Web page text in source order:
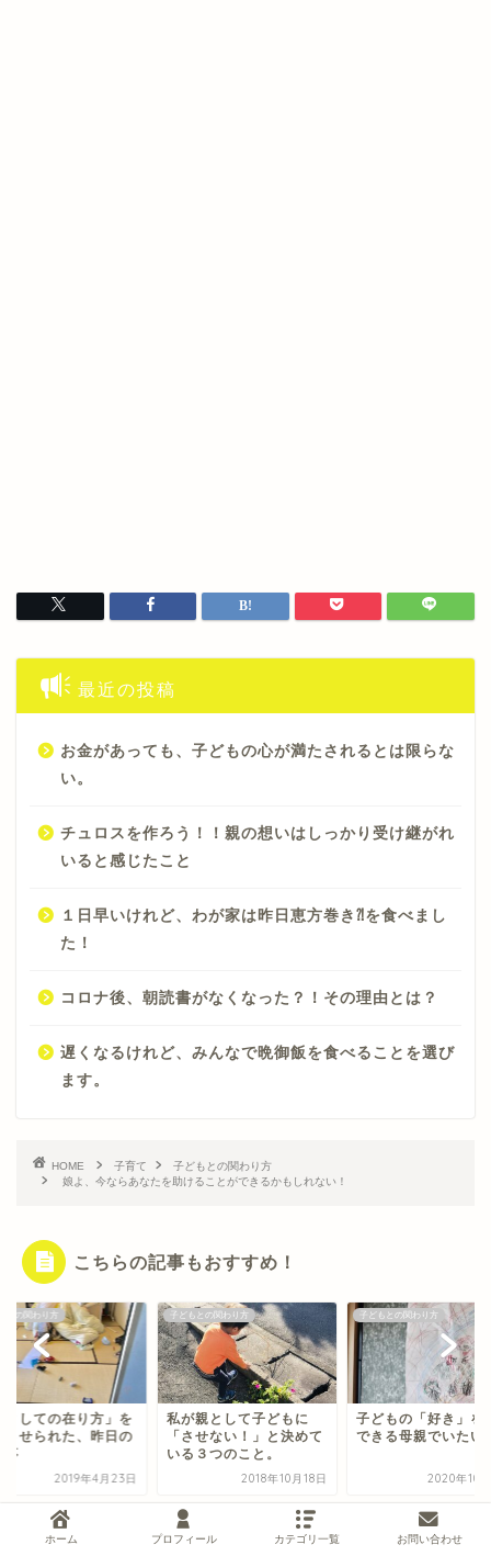
最近の投稿
お金があっても、子どもの心が満たされるとは限らな
い。
チュロスを作ろう！！親の想いはしっかり受け継がれ
いると感じたこと
１日早いけれど、わが家は昨日恵方巻き⁈を食べまし
た！
コロナ後、朝読書がなくなった？！その理由とは？
遅くなるけれど、みんなで晩御飯を食べることを選び
ます。
HOME 子育て
子どもとの関わり方
娘よ、今ならあなたを助けることができるかもしれない！
こちらの記事もおすすめ！
との関わり方
としての在り方」を
させられた、昨日の
事
2019年4月23日
子どもとの関わり方
私が親として子どもに
「させない！」と決めて
いる３つのこと。
2018年10月18日
子どもとの関わり方
子どもの「好き」を
できる母親でいたい
2020年10
ホーム プロフィール カテゴリ一覧 お問い合わせ